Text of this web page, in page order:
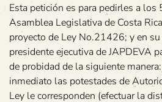
Esta petición es para pedirles a
Asamblea Legislativa de Costa
proyecto de Ley No.21426; y en
presidente ejecutiva de JAPDEVA
de probidad de la siguiente
inmediato las potestades de
Ley le corresponden (efectuar la